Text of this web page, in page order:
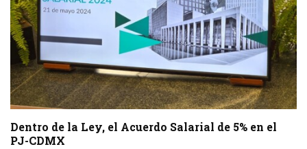
Dentro de la Ley, el Acuerdo Salarial de 5% en el
PJ-CDMX